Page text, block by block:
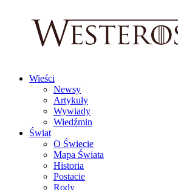
Wieści
Newsy
Artykuły
Wywiady
Wiedźmin
Świat
O Świecie
Mapa Świata
Historia
Postacie
Rody